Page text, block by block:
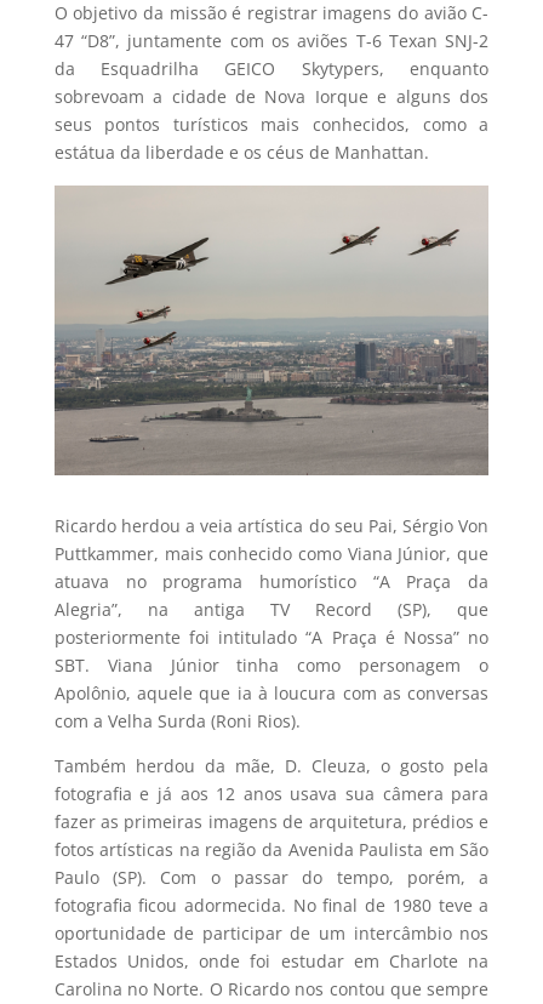
O objetivo da missão é registrar imagens do avião C-
47 “D8”, juntamente com os aviões T-6 Texan SNJ-2
da Esquadrilha GEICO Skytypers, enquanto
sobrevoam a cidade de Nova Iorque e alguns dos
seus pontos turísticos mais conhecidos, como a
estátua da liberdade e os céus de Manhattan.
Ricardo herdou a veia artística do seu Pai, Sérgio Von
Puttkammer, mais conhecido como Viana Júnior, que
atuava no programa humorístico “A Praça da
Alegria”, na antiga TV Record (SP), que
posteriormente foi intitulado “A Praça é Nossa” no
SBT. Viana Júnior tinha como personagem o
Apolônio, aquele que ia à loucura com as conversas
com a Velha Surda (Roni Rios).
Também herdou da mãe, D. Cleuza, o gosto pela
fotografia e já aos 12 anos usava sua câmera para
fazer as primeiras imagens de arquitetura, prédios e
fotos artísticas na região da Avenida Paulista em São
Paulo (SP). Com o passar do tempo, porém, a
fotografia ficou adormecida. No final de 1980 teve a
oportunidade de participar de um intercâmbio nos
Estados Unidos, onde foi estudar em Charlote na
Carolina no Norte. O Ricardo nos contou que sempre